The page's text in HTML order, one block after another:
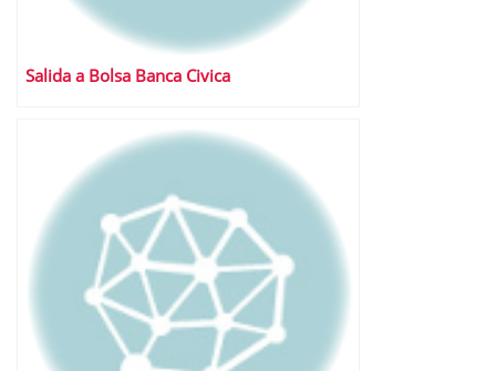
Salida a Bolsa Banca Civica